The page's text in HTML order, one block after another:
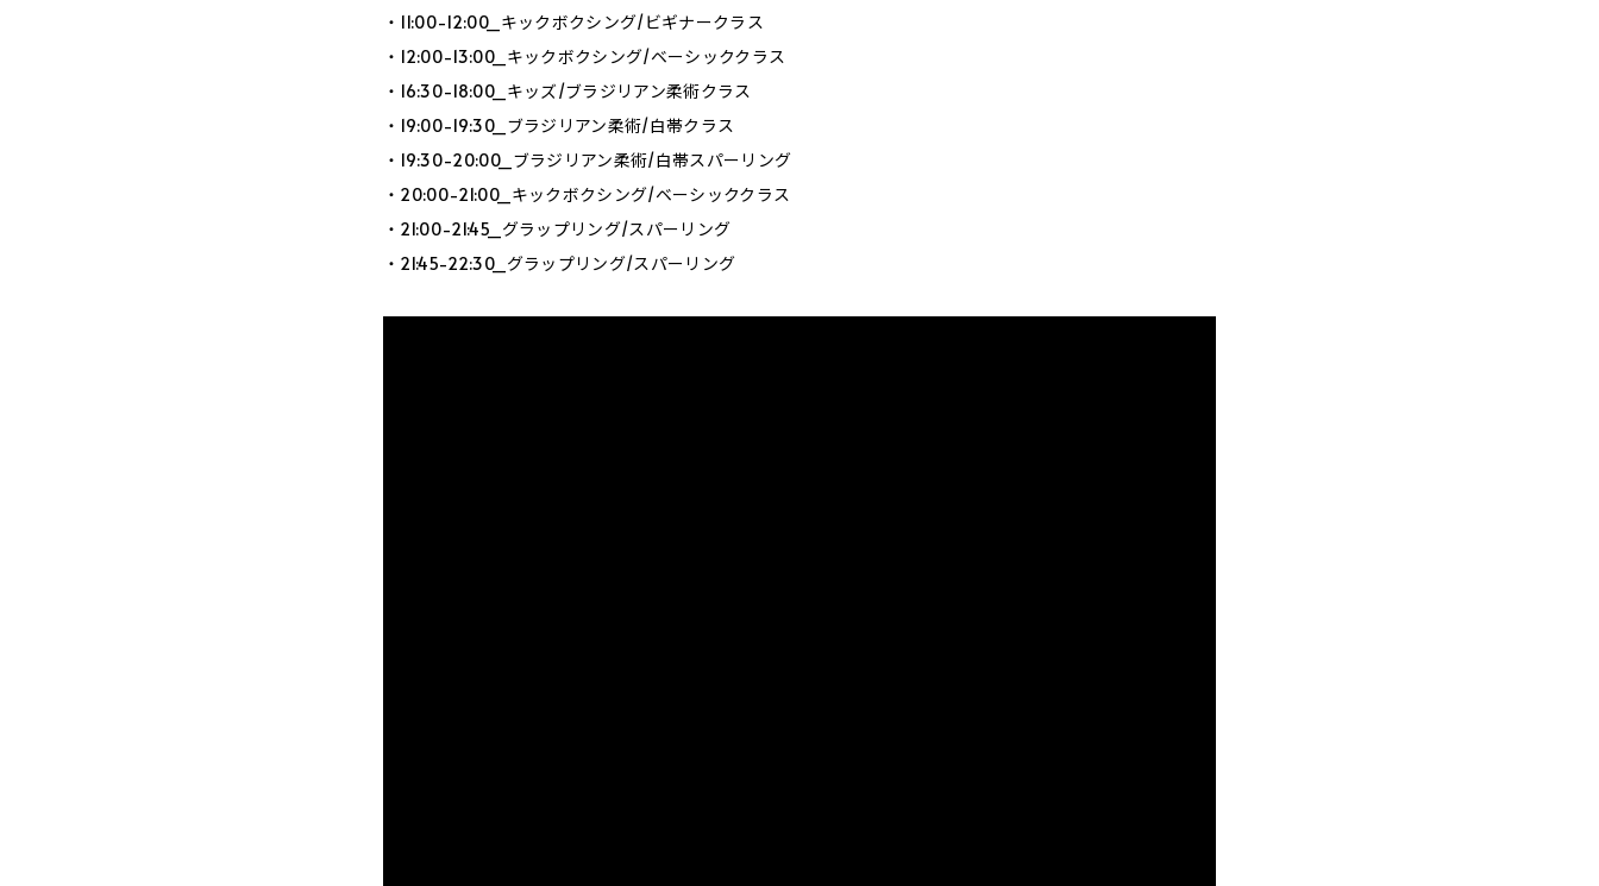
・11:00-12:00_キックボクシング/ビギナークラス
・12:00-13:00_キックボクシング/ベーシッククラス
・16:30-18:00_キッズ/ブラジリアン柔術クラス
・19:00-19:30_ブラジリアン柔術/白帯クラス
・19:30-20:00_ブラジリアン柔術/白帯スパーリング
・20:00-21:00_キックボクシング/ベーシッククラス
・21:00-21:45_グラップリング/スパーリング
・21:45-22:30_グラップリング/スパーリング